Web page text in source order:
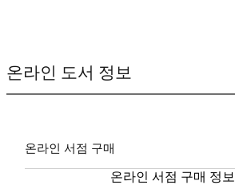
온라인 도서 정보
온라인 서점 구매
온라인 서점 구매 정보